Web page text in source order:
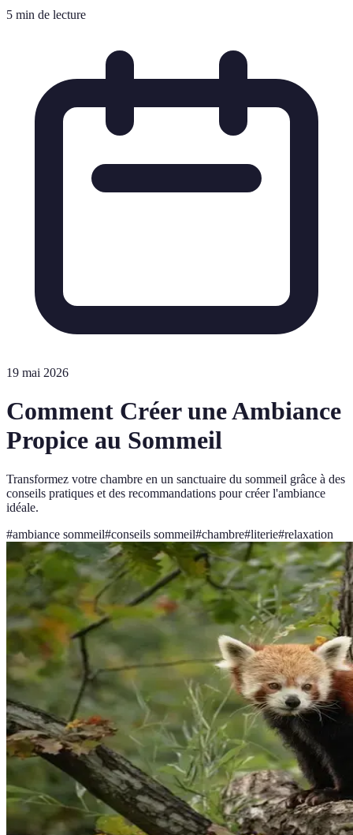
5 min de lecture
19 mai 2026
Comment Créer une Ambiance
Propice au Sommeil
Transformez votre chambre en un sanctuaire du sommeil grâce à des
conseils pratiques et des recommandations pour créer l'ambiance
idéale.
#ambiance sommeil#conseils sommeil#chambre#literie#relaxation